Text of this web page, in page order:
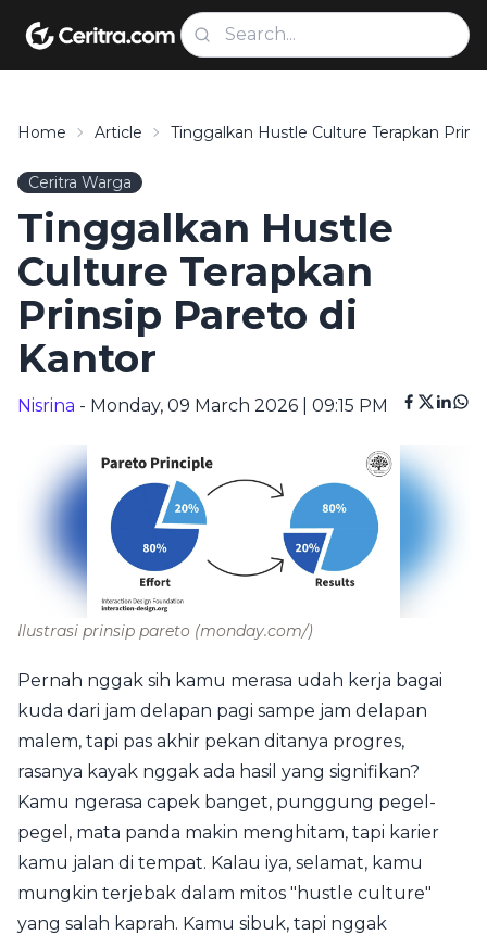
Home Article Tinggalkan Hustle Culture Terapkan
Ceritra Warga
Tinggalkan Hustle
Culture Terapkan
Prinsip Pareto di
Kantor
Nisrina - Monday, 09 March 2026 | 09:15 PM
Ilustrasi prinsip pareto (monday.com/)
Pernah nggak sih kamu merasa udah kerja bagai
kuda dari jam delapan pagi sampe jam delapan
malem, tapi pas akhir pekan ditanya progres,
rasanya kayak nggak ada hasil yang signifikan?
Kamu ngerasa capek banget, punggung pegel-
pegel, mata panda makin menghitam, tapi karier
kamu jalan di tempat. Kalau iya, selamat, kamu
mungkin terjebak dalam mitos "hustle culture"
yang salah kaprah. Kamu sibuk, tapi nggak